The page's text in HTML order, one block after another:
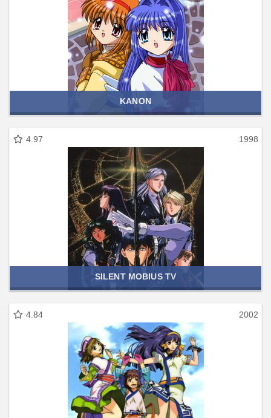
KANON
4.97 1998
SILENT MOBIUS TV
4.84 2002